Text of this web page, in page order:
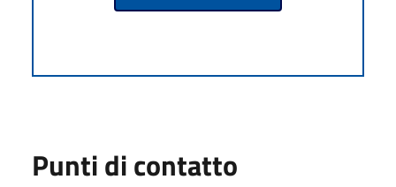
Punti di contatto